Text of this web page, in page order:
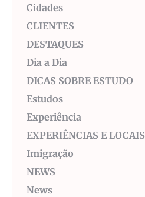
Cidades
CLIENTES
DESTAQUES
Dia a Dia
DICAS SOBRE ESTUDO
Estudos
Experiência
EXPERIÊNCIAS E LOCAIS
Imigração
NEWS
News